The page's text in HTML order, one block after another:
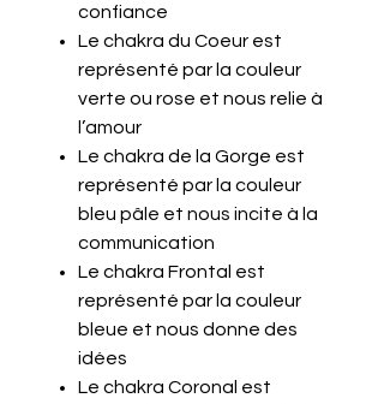
confiance
Le chakra du Coeur est
représenté par la couleur
verte ou rose et nous relie à
l’amour
Le chakra de la Gorge est
représenté par la couleur
bleu pâle et nous incite à la
communication
Le chakra Frontal est
représenté par la couleur
bleue et nous donne des
idées
Le chakra Coronal est